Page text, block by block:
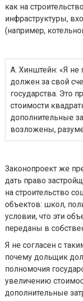
как на
инфраструктуры,
(например,
А. Хинштейн: «Я
должен за свой
государства. Это
стоимости
дополнительные
возложены,
Законопроект же
дать право
на строительство
объектов: школ,
условии, что эти
переданы в
Я не согласен с
почему дольщик
полномочия
увеличению
дополнительные